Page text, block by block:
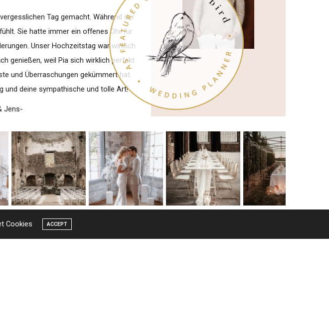
Tag gemacht. Während der
Sie hatte immer ein offenes Ohr für
Unser Hochzeitstag war wirklich
genießen, weil Pia sich wirklich perfekt
und Überraschungen gekümmert hat.
und deine sympathische und tolle Art!
Jens-
Cookies ACCEPT